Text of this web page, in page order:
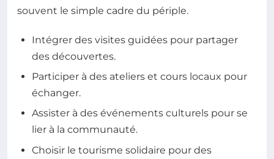
souvent le simple cadre du périple.
Intégrer des visites guidées pour partager
des découvertes.
Participer à des ateliers et cours locaux pour
échanger.
Assister à des événements culturels pour se
lier à la communauté.
Choisir le tourisme solidaire pour des